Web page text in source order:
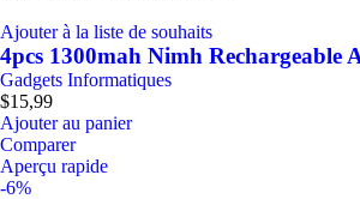
Ajouter à la liste de souhaits
4pcs 1300mah Nimh Rechargeable
Gadgets Informatiques
$15,99
Ajouter au panier
Comparer
Aperçu rapide
-6%